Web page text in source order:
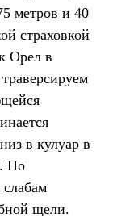
метров и 40
страховкой
Орел в
в кулуар в
По
щели.